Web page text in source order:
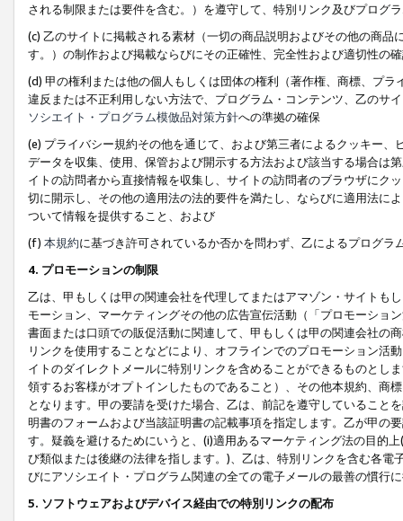
される制限または要件を含む。）を遵守して、特別リンク及びプログ
(c) 乙のサイトに掲載される素材（一切の商品説明およびその他の商
す。）の制作および掲載ならびにその正確性、完全性および適切性の
(d) 甲の権利または他の個人もしくは団体の権利（著作権、商標、プ
違反または不正利用しない方法で、プログラム・コンテンツ、乙のサ
ソシエイト・プログラム模倣品対策方針への準拠の確保
(e) プライバシー規約その他を通じて、および第三者によるクッキー
データを収集、使用、保管および開示する方法および該当する場合は
イトの訪問者から直接情報を収集し、サイトの訪問者のブラウザにク
切に開示し、その他の適用法の法的要件を満たし、ならびに適用法に
ついて情報を提供すること、および
(f) 本規約に基づき許可されているか否かを問わず、乙によるプログ
4. プロモーションの制限
乙は、甲もしくは甲の関連会社を代理してまたはアマゾン・サイトも
モーション、マーケティングその他の広告宣伝活動（「プロモーショ
書面または口頭での販促活動に関連して、甲もしくは甲の関連会社の
リンクを使用することなどにより、オフラインでのプロモーション活
イトのダイレクトメールに特別リンクを含めることができるものとし
領するお客様がオプトインしたものであること）、その他本規約、商
となります。甲の要請を受けた場合、乙は、前記を遵守していること
明書のフォームおよび当該証明書の記載事項を指定します。乙が甲の
す。疑義を避けるためにいうと、(i)適用あるマーケティング法の目的
び類似または後継の法律を指します。)、乙は、特別リンクを含む各
びにアソシエイト・プログラム関連の全ての電子メールの最善の慣行
5. ソフトウェアおよびデバイス経由での特別リンクの配布